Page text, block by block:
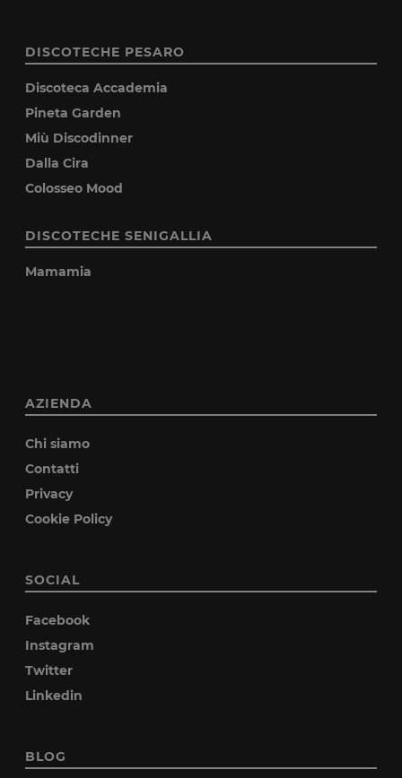
DISCOTECHE PESARO
Discoteca Accademia
Pineta Garden
Miù Discodinner
Dalla Cira
Colosseo Mood
DISCOTECHE SENIGALLIA
Mamamia
AZIENDA
Chi siamo
Contatti
Privacy
Cookie Policy
SOCIAL
Facebook
Instagram
Twitter
Linkedin
BLOG